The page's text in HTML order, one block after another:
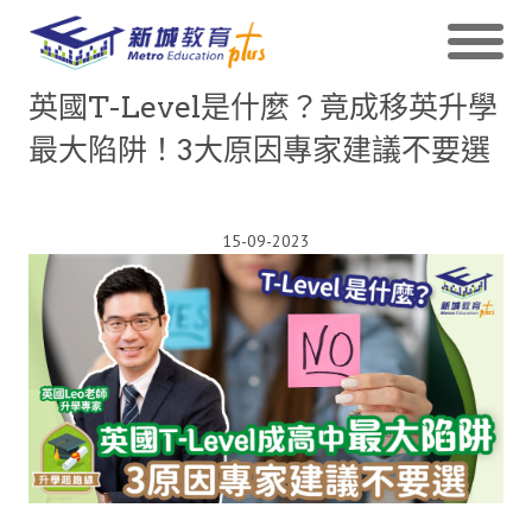
英國T-Level是什麼？竟成移英升學
最大陷阱！3大原因專家建議不要選
15-09-2023